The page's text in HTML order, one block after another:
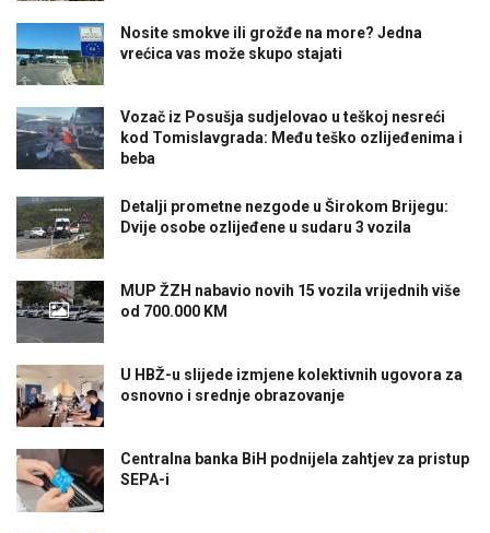
Nosite smokve ili grožđe na more? Jedna
vrećica vas može skupo stajati
Vozač iz Posušja sudjelovao u teškoj nesreći
kod Tomislavgrada: Među teško ozlijeđenima i
beba
Detalji prometne nezgode u Širokom Brijegu:
Dvije osobe ozlijeđene u sudaru 3 vozila
MUP ŽZH nabavio novih 15 vozila vrijednih više
od 700.000 KM
U HBŽ-u slijede izmjene kolektivnih ugovora za
osnovno i srednje obrazovanje
Centralna banka BiH podnijela zahtjev za pristup
SEPA-i